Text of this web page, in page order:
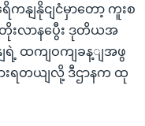
နျနိုငျငံမှာတော့ ကူးစ
တိုးလာနပွေီး ဒုတိယအ
ျရဲ့ ထကျဝကျခန့ျအဖွ
ားရတယျလို့ ဒီဌာနက ထု